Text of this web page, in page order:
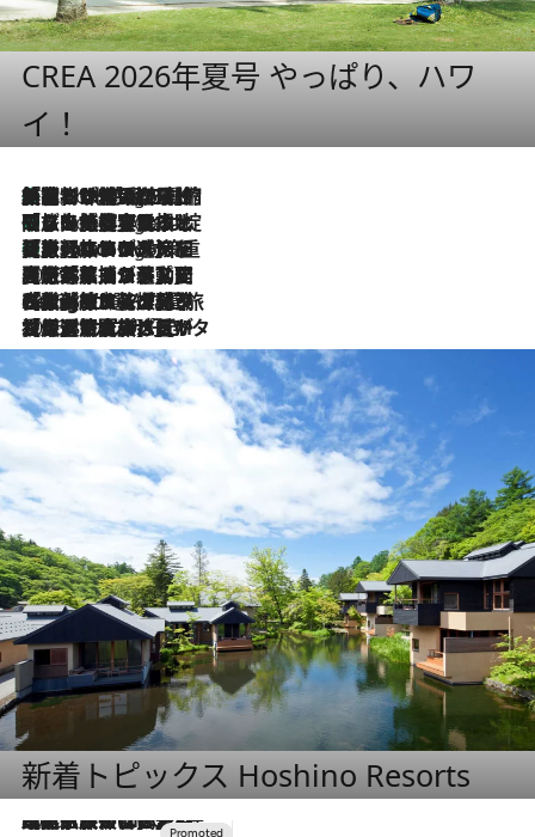
CREA 2026年夏号 やっぱり、ハワ
イ！
7 Hours Ago
「荷物が増えるほど旅ストレスは増す」美容ジャーナリストがたどり着いた最終結論。“化粧品を劇的に減らす”感動の凝縮美容とは
7 Hours Ago
「旅先には金髪ウィッグを持参」日本と同じメイクでは損してる!? 美容ジャーナリストが提案する“掟破りの旅美容”とは
7 Hours Ago
【厳選旅コスメ】「身軽さ＆UV対策重視！」ヘアアーティストshucoが選んだ夏旅ベストコスメを発表【Mサイズジップ】
2026.8.5
【厳選旅コスメ】国内をあちこち移動する河井菜摘が選んだ夏旅ベストコスメ発表！「リラックスアイテムはマスト」【Mサイズジップ】
2026.8.4
【厳選旅コスメ】「紫外線＆乾燥対策しながらメイク感も！」ヘア＆メイクGeorgeが選んだ夏旅ベストコスメを発表！【Mサイズジップ】
2026.8.3
【厳選旅コスメ】「保湿もタイパ重視！」“サウナ好き”タレント清水みさとが愛用する夏旅ベストコスメを発表！【Mサイズジップ】
新着トピックス Hoshino Resorts
2026.7.31
【ホテル帰省】という選択肢をOMOが提案。家族とほどよい距離を保つには「昼は実家、夜は気兼ねなくホテルで！」